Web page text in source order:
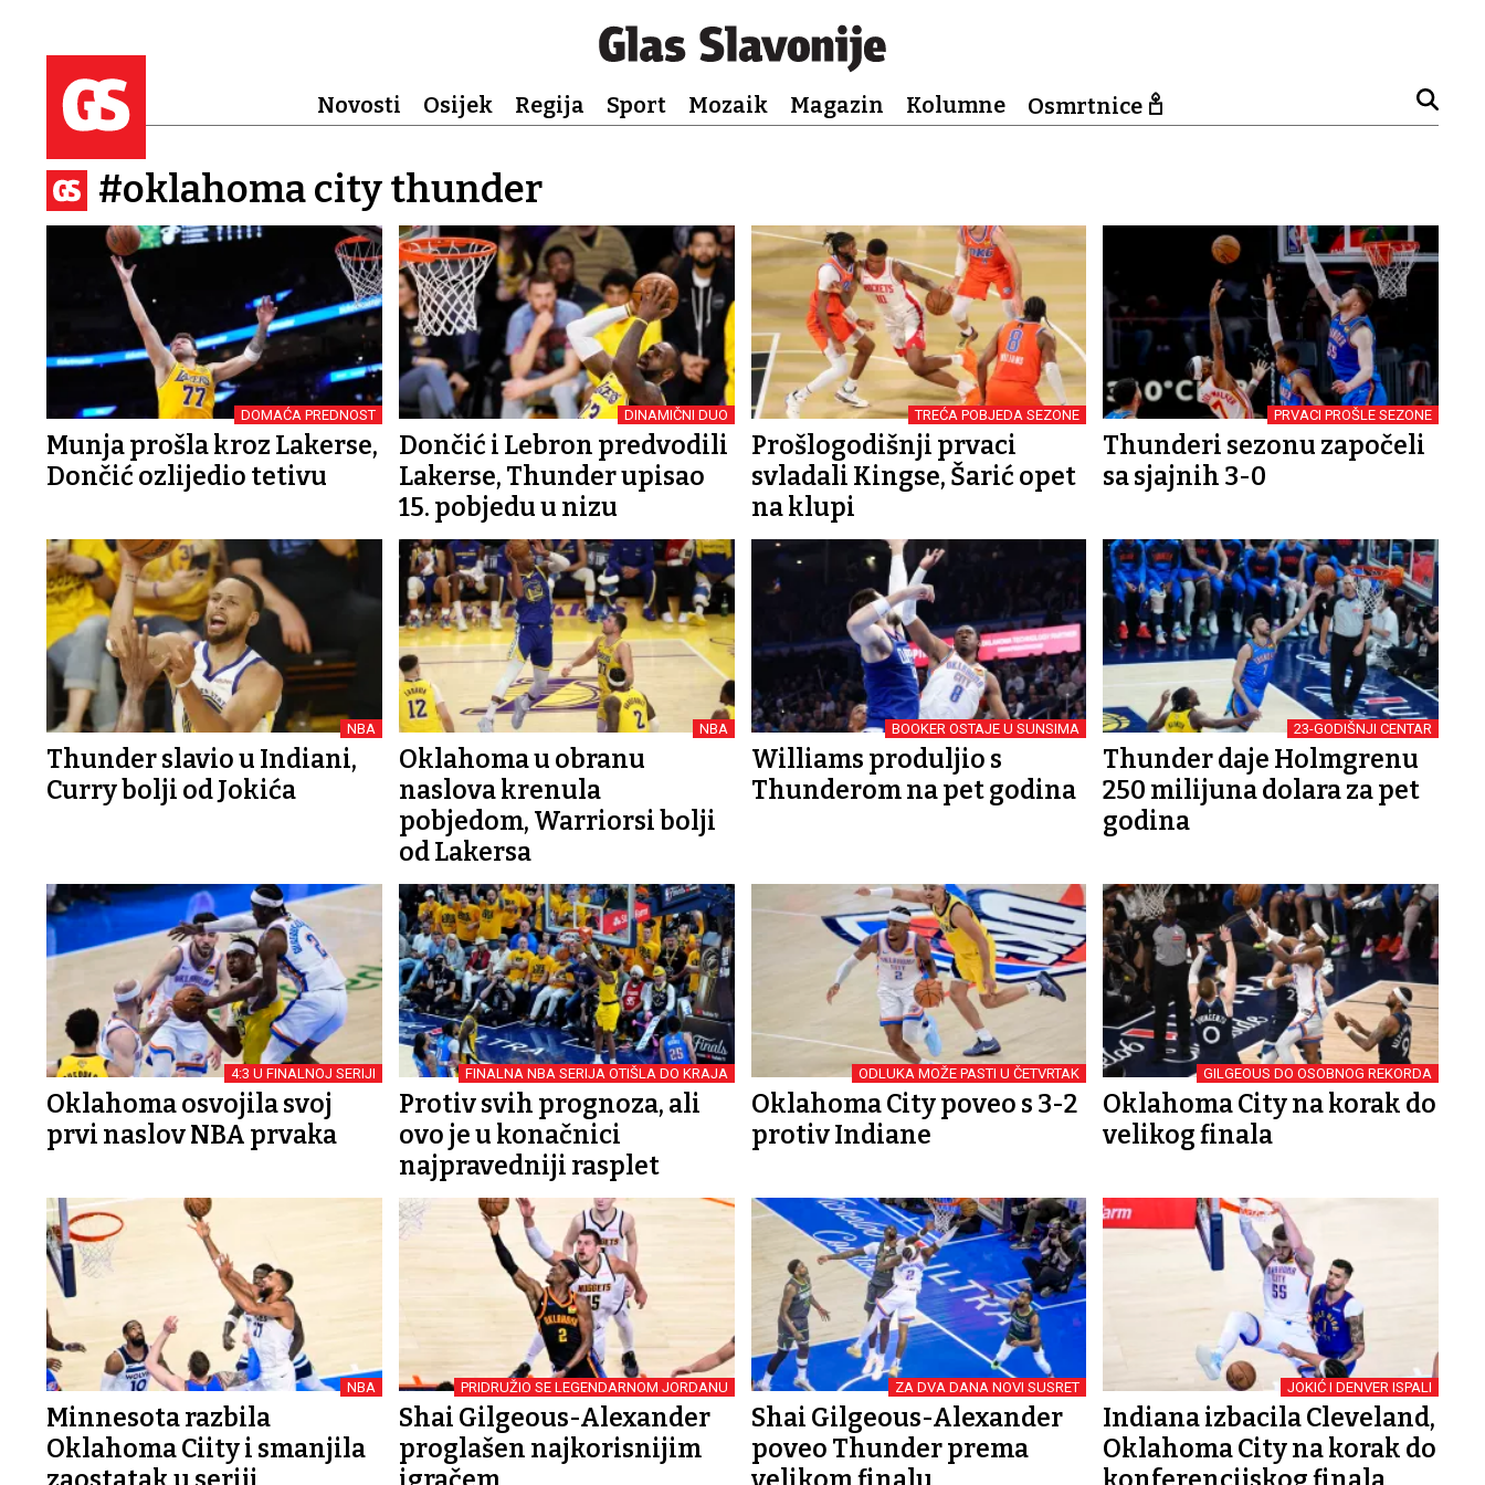
Novosti Osijek Regija Sport Mozaik Magazin Kolumne Osmrtnice
#oklahoma city thunder
DOMAĆA PREDNOST
Munja prošla kroz Lakerse,
Dončić ozlijedio tetivu
DINAMIČNI DUO
Dončić i Lebron predvodili
Lakerse, Thunder upisao
15. pobjedu u nizu
TREĆA POBJEDA SEZONE
Prošlogodišnji prvaci
svladali Kingse, Šarić opet
na klupi
PRVACI PROŠLE SEZONE
Thunderi sezonu započeli
sa sjajnih 3-0
NBA
Thunder slavio u Indiani,
Curry bolji od Jokića
NBA
Oklahoma u obranu
naslova krenula
pobjedom, Warriorsi bolji
od Lakersa
BOOKER OSTAJE U SUNSIMA
Williams produljio s
Thunderom na pet godina
23-GODIŠNJI CENTAR
Thunder daje Holmgrenu
250 milijuna dolara za pet
godina
4:3 U FINALNOJ SERIJI
Oklahoma osvojila svoj
prvi naslov NBA prvaka
FINALNA NBA SERIJA OTIŠLA DO KRAJA
Protiv svih prognoza, ali
ovo je u konačnici
najpravedniji rasplet
ODLUKA MOŽE PASTI U ČETVRTAK
Oklahoma City poveo s 3-2
protiv Indiane
GILGEOUS DO OSOBNOG REKORDA
Oklahoma City na korak do
velikog finala
NBA
Minnesota razbila
Oklahoma Ciity i smanjila
PRIDRUŽIO SE LEGENDARNOM JORDANU
Shai Gilgeous-Alexander
proglašen najkorisnijim
ZA DVA DANA NOVI SUSRET
Shai Gilgeous-Alexander
poveo Thunder prema
JOKIĆ I DENVER ISPALI
Indiana izbacila Cleveland,
Oklahoma City na korak do